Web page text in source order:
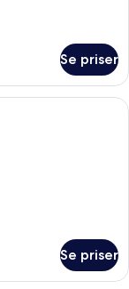
Se priser
topp kvalitet,
Se priser